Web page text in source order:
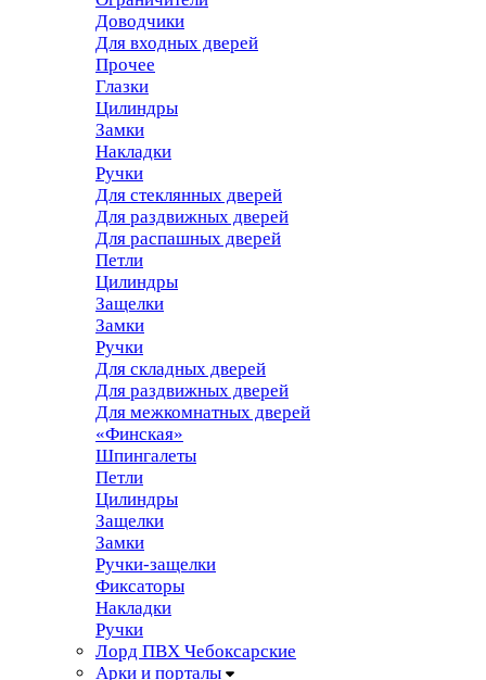
Доводчики
Для входных дверей
Прочее
Глазки
Цилиндры
Замки
Накладки
Ручки
Для стеклянных дверей
Для раздвижных дверей
Для распашных дверей
Петли
Цилиндры
Защелки
Замки
Ручки
Для складных дверей
Для раздвижных дверей
Для межкомнатных дверей
«Финская»
Шпингалеты
Петли
Цилиндры
Защелки
Замки
Ручки-защелки
Фиксаторы
Накладки
Ручки
Лорд ПВХ Чебоксарские
Арки и порталы